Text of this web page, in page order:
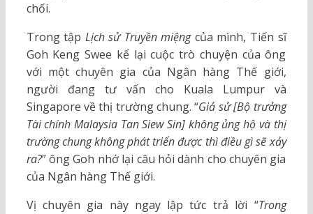
chối.
Trong tập Lịch sử Truyền miệngcủa mình, Tiến sĩ
Goh Keng Swee kể lại cuộc trò chuyện của ông
với một chuyên gia của Ngân hàng Thế giới,
người đang tư vấn cho Kuala Lumpur và
Singapore về thị trường chung. “Giả sử [Bộ trưởng
Tài chính Malaysia Tan Siew Sin] không ủng hộ và thị
trường chung không phát triển được thì điều gì sẽ xảy
ra?” ông Goh nhớ lại câu hỏi dành cho chuyên gia
của Ngân hàng Thế giới.
Vị chuyên gia này ngay lập tức trả lời “Trong